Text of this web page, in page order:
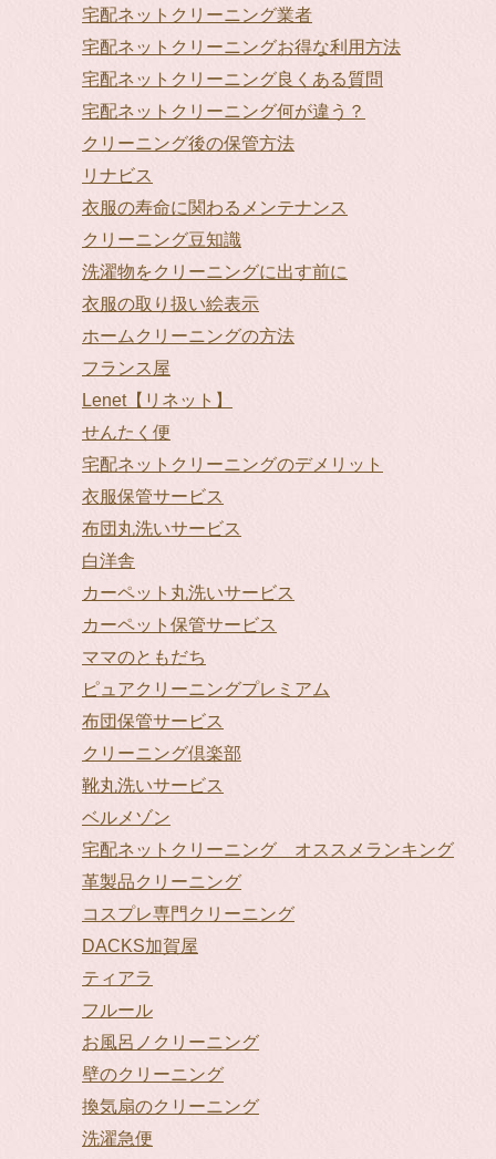
宅配ネットクリーニング業者
宅配ネットクリーニングお得な利用方法
宅配ネットクリーニング良くある質問
宅配ネットクリーニング何が違う？
クリーニング後の保管方法
リナビス
衣服の寿命に関わるメンテナンス
クリーニング豆知識
洗濯物をクリーニングに出す前に
衣服の取り扱い絵表示
ホームクリーニングの方法
フランス屋
Lenet【リネット】
せんたく便
宅配ネットクリーニングのデメリット
衣服保管サービス
布団丸洗いサービス
白洋舎
カーペット丸洗いサービス
カーペット保管サービス
ママのともだち
ピュアクリーニングプレミアム
布団保管サービス
クリーニング倶楽部
靴丸洗いサービス
ベルメゾン
宅配ネットクリーニング オススメランキング
革製品クリーニング
コスプレ専門クリーニング
DACKS加賀屋
ティアラ
フルール
お風呂ノクリーニング
壁のクリーニング
換気扇のクリーニング
洗濯急便